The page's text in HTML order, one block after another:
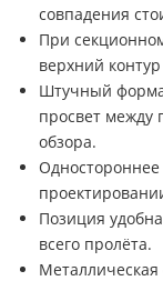
совпадения
При
верхний
Штучный
просвет между
обзора.
Позиция
всего пролёта.